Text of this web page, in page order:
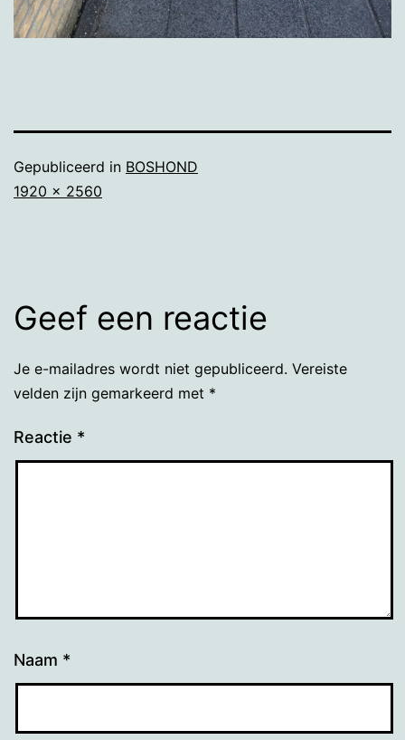
Gepubliceerd in BOSHOND
Volledige
1920 × 2560
Geef een reactie
Je e-mailadres wordt niet gepubliceerd. Vereiste
velden zijn gemarkeerd met *
Reactie *
Naam *